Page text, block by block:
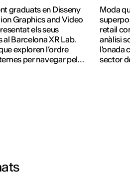
graduats en Disseny
Graphics and Video
els seus
al Barcelona XR Lab.
exploren l’ordre
per navegar pel
Moda
retail
anàlisi
l'onada
sector